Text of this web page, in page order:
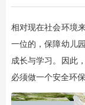
相对现在社会环境
一位的，保障幼儿
成长与学习。因此
必须做一个安全环